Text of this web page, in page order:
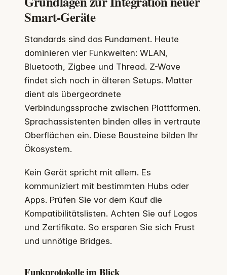
Smart-Geräte
Standards sind das Fundament. Heute
dominieren vier Funkwelten: WLAN,
Bluetooth, Zigbee und Thread. Z-Wave
findet sich noch in älteren Setups. Matter
dient als übergeordnete
Verbindungssprache zwischen Plattformen.
Sprachassistenten binden alles in vertraute
Oberflächen ein. Diese Bausteine bilden Ihr
Ökosystem.
Kein Gerät spricht mit allem. Es
kommuniziert mit bestimmten Hubs oder
Apps. Prüfen Sie vor dem Kauf die
Kompatibilitätslisten. Achten Sie auf Logos
und Zertifikate. So ersparen Sie sich Frust
und unnötige Bridges.
Funkprotokolle im Blick